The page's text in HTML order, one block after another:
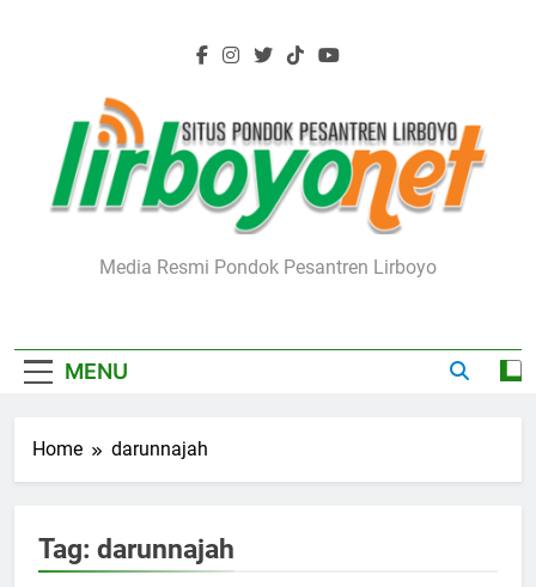
Lirboyo.net
Media Resmi Pondok Pesantren Lirboyo
MENU
Home darunnajah
Tag: darunnajah